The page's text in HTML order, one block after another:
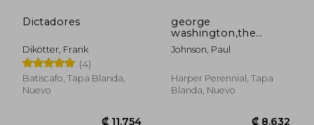
Dictadores
Dikötter, Frank
(4)
Batiscafo, Tapa Blanda,
Nuevo
george
washington,the
founding father (en
Inglés)
Johnson, Paul
Harper Perennial, Tapa
Blanda, Nuevo